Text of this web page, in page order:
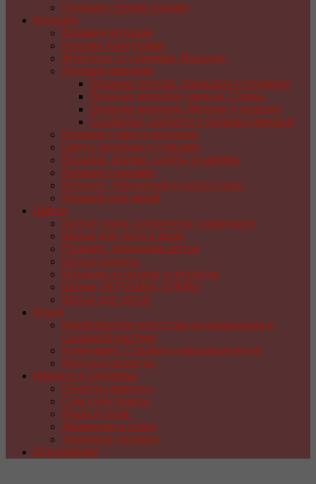
Подарки своими руками
Вязание
Вязание игрушек
Куколки Амигуруми
Журналы со схемами. Вязание
Вязание крючком
Вязание пледов, покрывал и подушек
Вязаная крючком одежда. Схемы
Вязание крючком. Мелочи и поделки
Салфетки, скатерти и коврики крючком
Вязание сумок и корзинок
Цветы крючком и спицами
Вязание. Шапки, шляпы и шарфы
Вязание спицами
Вязание. Украшения и аксессуары
Вязание для детей
Шитье
Шитье сумок, косметичек, кошельков
Шитье для уюта в доме
Пэчворк, лоскутное шитье
Шитье одежды
Игрушки из носков и перчаток
Шитье. ИГРУШКИ, КУКЛЫ
Шитье для детей
Кухня
Кондитерское искусство из марципана и
сахарной мастики
Кулинария. Сладкая и красивая кухня
Вкусные рецепты
Красота и Здоровье
Рецепты красоты
Сам себе лекарь
Мода и стиль
Движение и спорт
Здоровое питание
Все рубрики